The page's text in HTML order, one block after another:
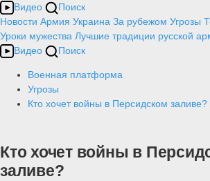
Видео
Поиск
Новости Армия Украина За рубежом Угрозы
Уроки мужества Лучшие традиции русской
Видео
Поиск
Военная платформа
Угрозы
Кто хочет войны в Персидском заливе?
Кто хочет войны в
заливе?